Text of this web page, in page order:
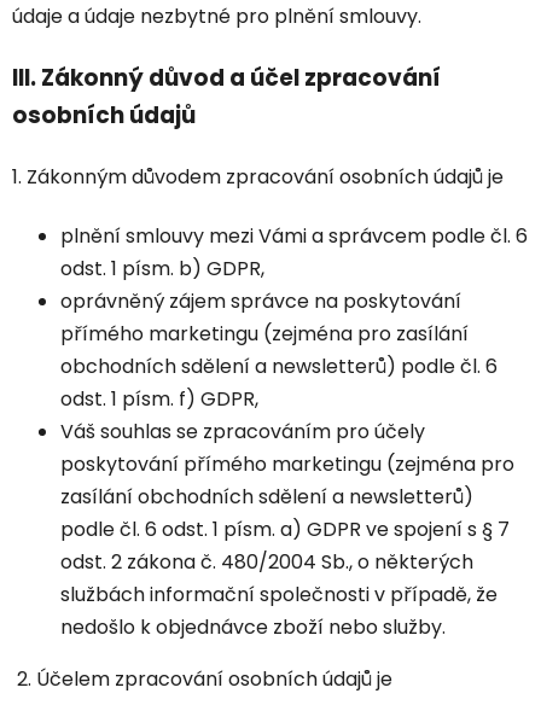
údaje a údaje nezbytné pro plnění smlouvy.
III.Zákonný důvod a účel zpracování
osobních údajů
1. Zákonným důvodem zpracování osobních údajů je
plnění smlouvy mezi Vámi a správcem podle čl. 6
odst. 1 písm. b) GDPR,
oprávněný zájem správce na poskytování
přímého marketingu (zejména pro zasílání
obchodních sdělení a newsletterů) podle čl. 6
odst. 1 písm. f) GDPR,
Váš souhlas se zpracováním pro účely
poskytování přímého marketingu (zejména pro
zasílání obchodních sdělení a newsletterů)
podle čl. 6 odst. 1 písm. a) GDPR ve spojení s § 7
odst. 2 zákona č. 480/2004 Sb., o některých
službách informační společnosti v případě, že
nedošlo k objednávce zboží nebo služby.
2. Účelem zpracování osobních údajů je